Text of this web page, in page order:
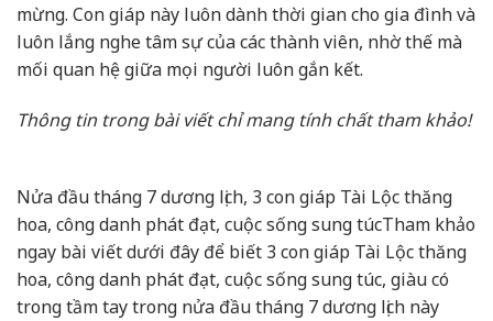
mừng. Con giáp này luôn dành thời gian cho gia đình và
luôn lắng nghe tâm sự của các thành viên, nhờ thế mà
mối quan hệ giữa mọi người luôn gắn kết.
Thông tin trong bài viết chỉ mang tính chất tham khảo!
Nửa đầu tháng 7 dương lịch, 3 con giáp Tài Lộc thăng
hoa, công danh phát đạt, cuộc sống sung túcTham khảo
ngay bài viết dưới đây để biết 3 con giáp Tài Lộc thăng
hoa, công danh phát đạt, cuộc sống sung túc, giàu có
trong tầm tay trong nửa đầu tháng 7 dương lịch này